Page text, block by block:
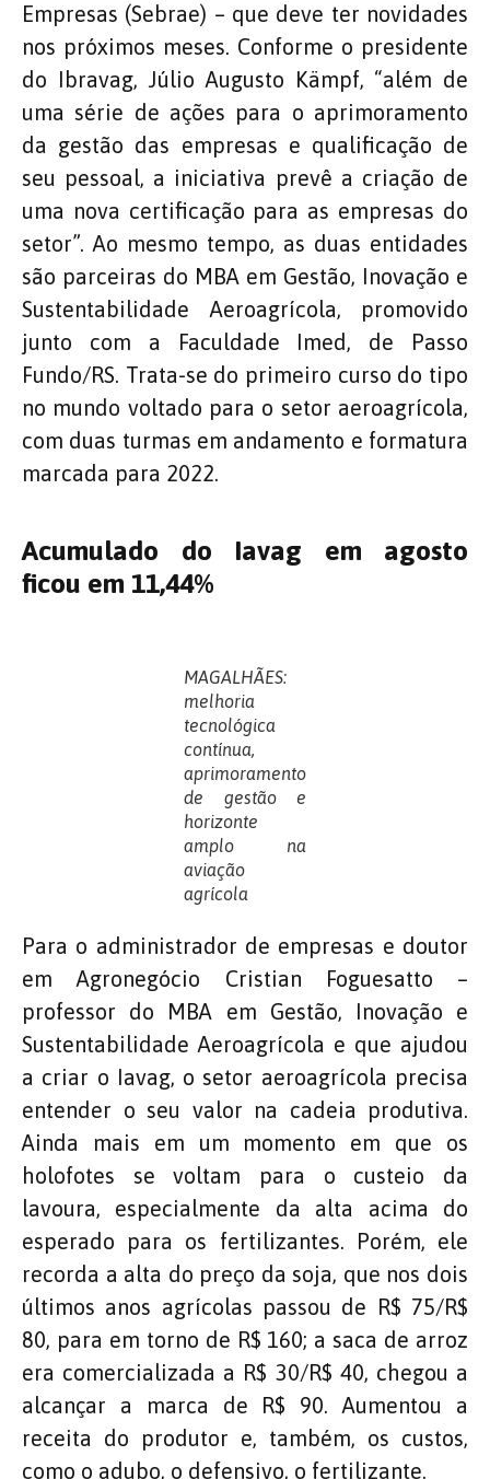
Empresas (Sebrae) – que deve ter novidades
nos próximos meses. Conforme o presidente
do Ibravag, Júlio Augusto Kämpf, “além de
uma série de ações para o aprimoramento
da gestão das empresas e qualificação de
seu pessoal, a iniciativa prevê a criação de
uma nova certificação para as empresas do
setor”. Ao mesmo tempo, as duas entidades
são parceiras do MBA em Gestão, Inovação e
Sustentabilidade Aeroagrícola, promovido
junto com a Faculdade Imed, de Passo
Fundo/RS. Trata-se do primeiro curso do tipo
no mundo voltado para o setor aeroagrícola,
com duas turmas em andamento e formatura
marcada para 2022.
Acumulado do Iavag em agosto
ficou em 11,44%
MAGALHÃES:
melhoria
tecnológica
contínua,
aprimoramento
de gestão e
horizonte
amplo na
aviação
agrícola
Para o administrador de empresas e doutor
em Agronegócio Cristian Foguesatto –
professor do MBA em Gestão, Inovação e
Sustentabilidade Aeroagrícola e que ajudou
a criar o Iavag, o setor aeroagrícola precisa
entender o seu valor na cadeia produtiva.
Ainda mais em um momento em que os
holofotes se voltam para o custeio da
lavoura, especialmente da alta acima do
esperado para os fertilizantes. Porém, ele
recorda a alta do preço da soja, que nos dois
últimos anos agrícolas passou de R$ 75/R$
80, para em torno de R$ 160; a saca de arroz
era comercializada a R$ 30/R$ 40, chegou a
alcançar a marca de R$ 90. Aumentou a
receita do produtor e, também, os custos,
como o adubo, o defensivo, o fertilizante.